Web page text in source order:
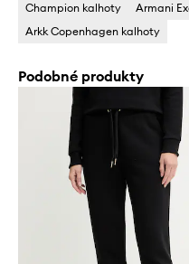
Champion kalhoty
Armani
Arkk Copenhagen kalhoty
Podobné produkty